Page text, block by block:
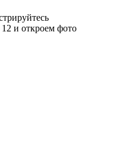
и откроем фото